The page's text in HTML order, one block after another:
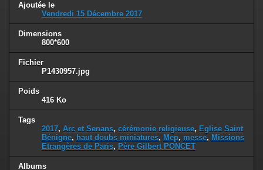
Ajoutée le
Vendredi 15 Décembre 2017
Dimensions
800*600
Fichier
P1430957.jpg
Poids
416 Ko
Tags
2017, Arc et Senans, cérémonie religieuse, Eglise Saint
Bénigne, haut doubs miniatures, Mep, messe, Missions
Etrangères de Paris, Père Gilbert PONCET
Albums